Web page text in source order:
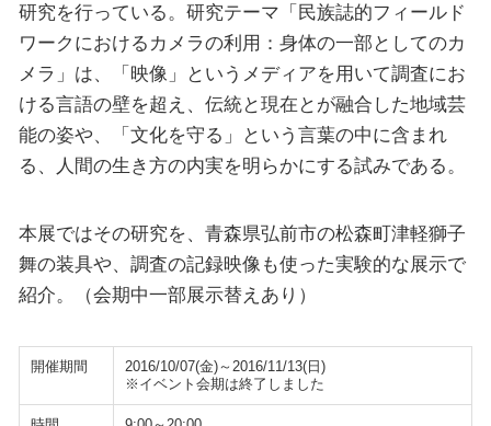
研究を行っている。研究テーマ「民族誌的フィールド
ワークにおけるカメラの利用：身体の一部としてのカ
メラ」は、「映像」というメディアを用いて調査にお
ける言語の壁を超え、伝統と現在とが融合した地域芸
能の姿や、「文化を守る」という言葉の中に含まれ
る、人間の生き方の内実を明らかにする試みである。
本展ではその研究を、青森県弘前市の松森町津軽獅子
舞の装具や、調査の記録映像も使った実験的な展示で
紹介。（会期中一部展示替えあり）
開催期間
2016/10/07(金)～2016/11/13(日)
※イベント会期は終了しました